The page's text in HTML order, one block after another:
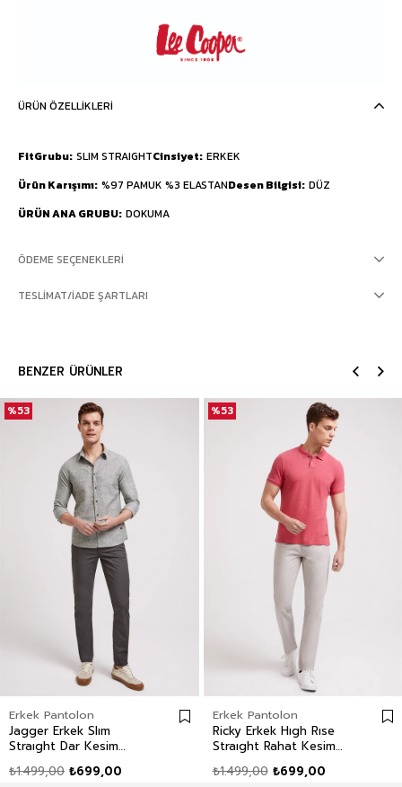
ÜRÜN ÖZELLIKLERI
FitGrubu SLIM STRAIGHTCinsiyet ERKEK
Ürün Karışımı %97 PAMUK %3 ELASTANDesen Bilgisi DÜZ
ÜRÜN ANA GRUBU DOKUMA
ÖDEME SEÇENEKLERI
TESLIMAT/İADE ŞARTLARI
BENZER ÜRÜNLER
Erkek Pantolon
Jagger Erkek Slım
Straıght Dar Kesim
Pantolon Düz Paça Yeşil
₺699,00
₺1.499,00
%53
Erkek Pantolon
Ricky Erkek Hıgh Rıse
Straıght Rahat Kesim
Pantolon Düz Paça
₺699,00
₺1.499,00
%53